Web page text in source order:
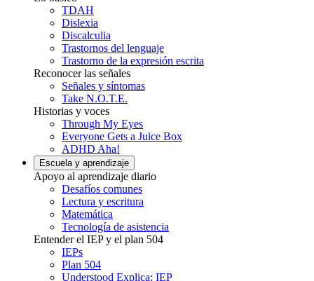
TDAH
Dislexia
Discalculia
Trastornos del lenguaje
Trastorno de la expresión escrita
Reconocer las señales
Señales y síntomas
Take N.O.T.E.
Historias y voces
Through My Eyes
Everyone Gets a Juice Box
ADHD Aha!
Escuela y aprendizaje
Apoyo al aprendizaje diario
Desafíos comunes
Lectura y escritura
Matemática
Tecnología de asistencia
Entender el IEP y el plan 504
IEPs
Plan 504
Understood Explica: IEP